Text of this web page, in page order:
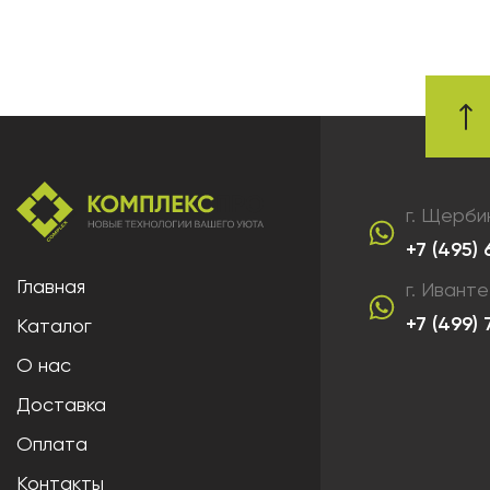
Главная
Каталог
О нас
Доставка
Оплата
Контакты
г.
+7 (495)
г.
+7 (499)